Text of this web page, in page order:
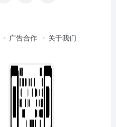
广告合作 关于我们